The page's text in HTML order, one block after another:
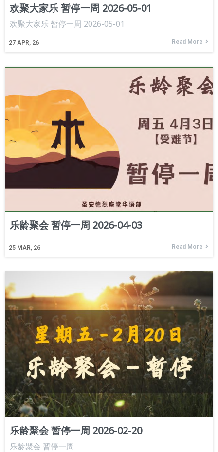
欢聚大家乐 暂停一周 2026-05-01
27 APR, 26
欢聚大家乐 暂停一周 2026-05-01
Read More
乐龄聚会 暂停一周 2026-04-03
25 MAR, 26 Read More
乐龄聚会 暂停一周 2026-02-20
乐龄聚会 暂停一周